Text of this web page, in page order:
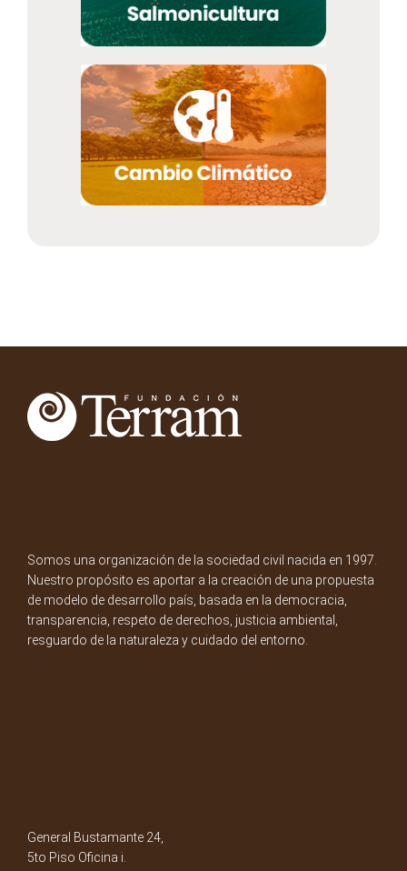
Somos una organización de la sociedad civil nacida en 1997.
Nuestro propósito es aportar a la creación de una propuesta
de modelo de desarrollo país, basada en la democracia,
transparencia, respeto de derechos, justicia ambiental,
resguardo de la naturaleza y cuidado del entorno.
General Bustamante 24,
5to Piso Oficina i.